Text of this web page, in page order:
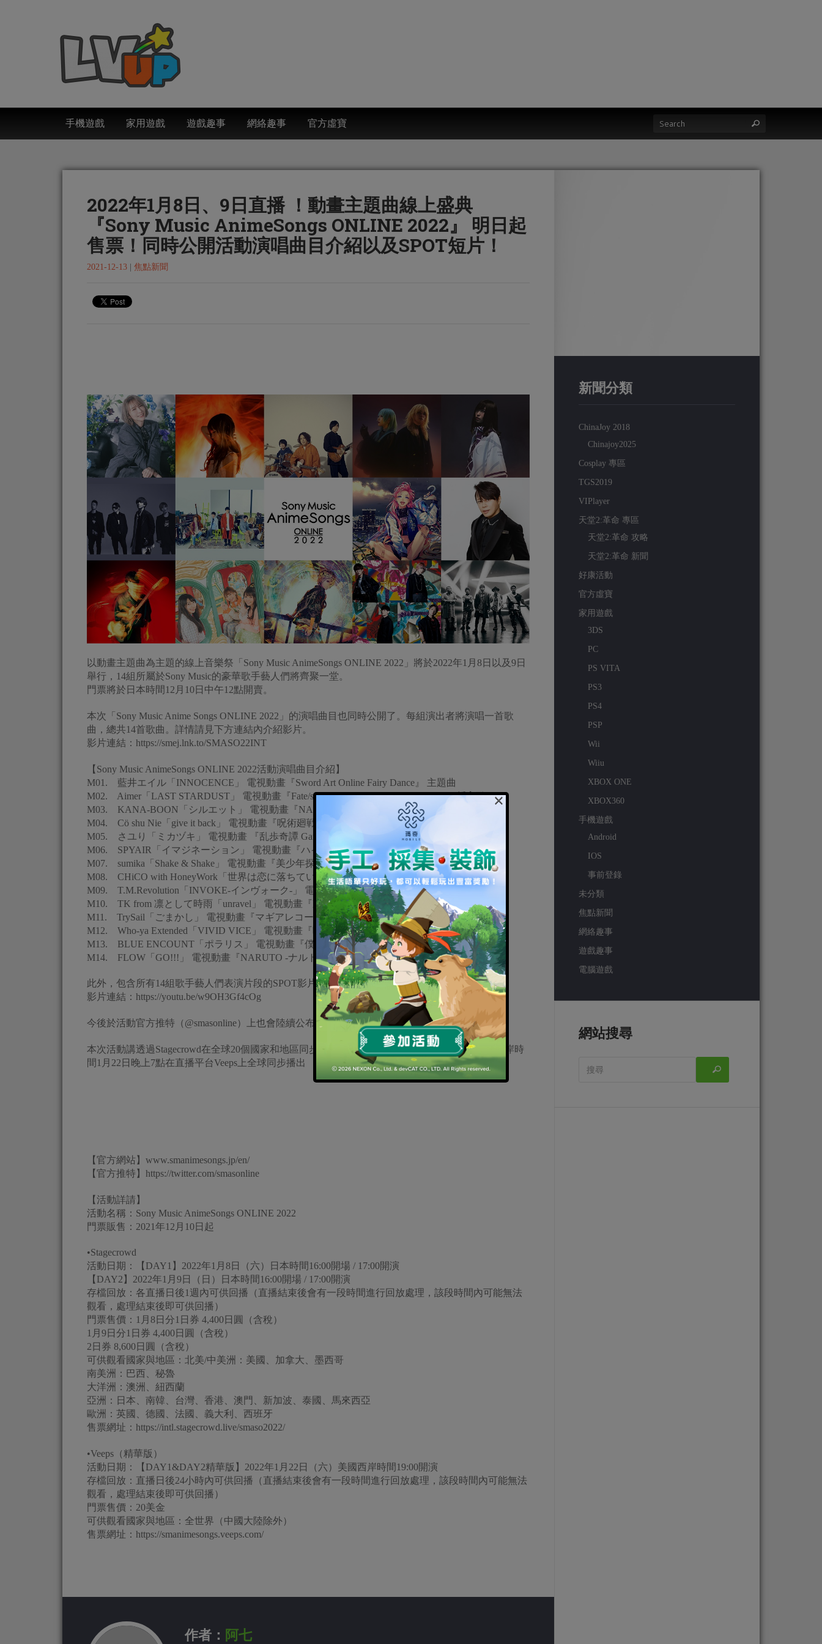
手機遊戲 家用遊戲 遊戲趣事 網絡趣事 官方虛寶
2022年1月8日、9日直播 ！動畫主題曲線上盛典
『Sony Music AnimeSongs ONLINE 2022』 明日起
售票！同時公開活動演唱曲目介紹以及SPOT短片！
2021-12-13 焦點新聞
以動畫主題曲為主題的線上音樂祭「Sony Music AnimeSongs ONLINE 2022」將於2022年1月8日以及9日
舉行，14組所屬於Sony Music的豪華歌手藝人們將齊聚一堂。
門票將於日本時間12月10日中午12點開賣。
本次「Sony Music Anime Songs ONLINE 2022」的演唱曲目也同時公開了。每組演出者將演唱一首歌
曲，總共14首歌曲。詳情請見下方連結內介紹影片。
影片連結：https://smej.lnk.to/SMASO22INT
【Sony Music AnimeSongs ONLINE 2022活動演唱曲目介紹】
M01. 藍井エイル「INNOCENCE」 電視動畫『Sword Art Online Fairy Dance』 主題曲
M02. Aimer「LAST STARDUST」 電視動畫『Fate/stay night [Unlimited Blade Works]』插入歌
M03. KANA-BOON「シルエット」 電視動畫『NARUTO-ナルト- 疾風伝』主題曲
M04. Cö shu Nie「give it back」 電視動畫『呪術廻戦』第2季 片尾曲
M05. さユり「ミカヅキ」 電視動畫 『乱歩奇譚 Game of Laplace』 片尾曲
M06. SPYAIR「イマジネーション」 電視動畫『ハイキュー!!』主題曲
M07. sumika「Shake & Shake」 電視動畫『美少年探偵団』主題歌
M08. CHiCO with HoneyWork「世界は恋に落ちている」 電視動畫『アオハライド』主題曲
M09. T.M.Revolution「INVOKE-インヴォーク-」 電視動畫『機動戦士ガンダムSEED』主題曲
M10. TK from 凛として時雨「unravel」 電視動畫『東京喰種トーキョーグール』主題曲
M11. TrySail「ごまかし」 電視動畫『マギアレコード 魔法少女まどか☆マギカ外伝』主題曲
M12. Who-ya Extended「VIVID VICE」 電視動畫『呪術廻戦』第2季 主題曲
M13. BLUE ENCOUNT「ポラリス」 電視動畫『僕のヒーローアカデミア』第4期主題曲
M14. FLOW「GO!!!」 電視動畫『NARUTO -ナルト-』主題曲
此外，包含所有14組歌手藝人們表演片段的SPOT影片也於今日公開，帶你一窺本次盛典。
影片連結：https://youtu.be/w9OH3Gf4cOg
今後於活動官方推特（@smasonline）上也會陸續公布歌手們的介紹與留言。敬請期待。
本次活動講透過Stagecrowd在全球20個國家和地區同步播出。另外本活動的濃縮精華版將於美國西岸時
間1月22日晚上7點在直播平台Veeps上全球同步播出 （中國大陸除外）。
【官方網站】www.smanimesongs.jp/en/
【官方推特】https://twitter.com/smasonline
【活動詳請】
活動名稱：Sony Music AnimeSongs ONLINE 2022
門票販售：2021年12月10日起
•Stagecrowd
活動日期：【DAY1】2022年1月8日（六）日本時間16:00開場 / 17:00開演
【DAY2】2022年1月9日（日）日本時間16:00開場 / 17:00開演
存檔回放：各直播日後1週內可供回播（直播結束後會有一段時間進行回放處理，該段時間內可能無法
觀看，處理結束後即可供回播）
門票售價：1月8日分1日券 4,400日圓（含稅）
1月9日分1日券 4,400日圓（含稅）
2日券 8,600日圓（含稅）
可供觀看國家與地區：北美/中美洲：美國、加拿大、墨西哥
南美洲：巴西、秘魯
大洋洲：澳洲、紐西蘭
亞洲：日本、南韓、台灣、香港、澳門、新加波、泰國、馬來西亞
歐洲：英國、德國、法國、義大利、西班牙
售票網址：https://intl.stagecrowd.live/smaso2022/
•Veeps（精華版）
活動日期：【DAY1&DAY2精華版】2022年1月22日（六）美國西岸時間19:00開演
存檔回放：直播日後24小時內可供回播（直播結束後會有一段時間進行回放處理，該段時間內可能無法
觀看，處理結束後即可供回播）
門票售價：20美金
可供觀看國家與地區：全世界（中國大陸除外）
售票網址：https://smanimesongs.veeps.com/
作者： 阿七
新聞分類
ChinaJoy 2018
Chinajoy2025
Cosplay 專區
TGS2019
VIPlayer
天堂2:革命 專區
天堂2:革命 攻略
天堂2:革命 新聞
好康活動
官方虛寶
家用遊戲
3DS
PC
PS VITA
PS3
PS4
PSP
Wii
Wiiu
XBOX ONE
XBOX360
手機遊戲
Android
IOS
事前登錄
未分類
焦點新聞
網絡趣事
遊戲趣事
電腦遊戲
網站搜尋
×